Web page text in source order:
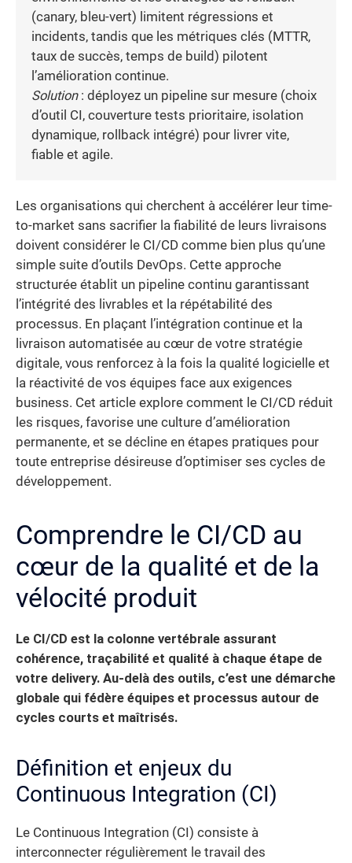
(canary, bleu-vert) limitent régressions et
incidents, tandis que les métriques clés (MTTR,
taux de succès, temps de build) pilotent
l’amélioration continue.
Solution: déployez un pipeline sur mesure (choix
d’outil CI, couverture tests prioritaire, isolation
dynamique, rollback intégré) pour livrer vite,
fiable et agile.
Les organisations qui cherchent à accélérer leur time-
to-market sans sacrifier la fiabilité de leurs livraisons
doivent considérer le CI/CD comme bien plus qu’une
simple suite d’outils DevOps. Cette approche
structurée établit un pipeline continu garantissant
l’intégrité des livrables et la répétabilité des
processus. En plaçant l’intégration continue et la
livraison automatisée au cœur de votre stratégie
digitale, vous renforcez à la fois la qualité logicielle et
la réactivité de vos équipes face aux exigences
business. Cet article explore comment le CI/CD réduit
les risques, favorise une culture d’amélioration
permanente, et se décline en étapes pratiques pour
toute entreprise désireuse d’optimiser ses cycles de
développement.
Comprendre le CI/CD au
cœur de la qualité et de la
vélocité produit
Le CI/CD est la colonne vertébrale assurant
cohérence, traçabilité et qualité à chaque étape de
votre delivery. Au-delà des outils, c’est une démarche
globale qui fédère équipes et processus autour de
cycles courts et maîtrisés.
Définition et enjeux du
Continuous Integration (CI)
Le Continuous Integration (CI) consiste à
interconnecter régulièrement le travail des